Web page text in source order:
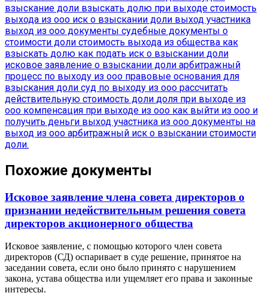
взыскание доли взыскать долю при выходе стоимость
выхода из ооо иск о взыскании доли выход участника
выход из ооо документы судебные документы о
стоимости доли стоимость выхода из общества как
взыскать долю как подать иск о взыскании доли
исковое заявление о взыскании доли арбитражный
процесс по выходу из ооо правовые основания для
взыскания доли суд по выходу из ооо рассчитать
действительную стоимость доли доля при выходе из
ооо компенсация при выходе из ооо как выйти из ооо и
получить деньги выход участника из ооо документы на
выход из ооо арбитражный иск о взыскании стоимости
доли.
Похожие документы
Исковое заявление члена совета директоров о
признании недействительным решения совета
директоров акционерного общества
Исковое заявление, с помощью которого член совета
директоров (СД) оспаривает в суде решение, принятое на
заседании совета, если оно было принято с нарушением
закона, устава общества или ущемляет его права и законные
интересы.